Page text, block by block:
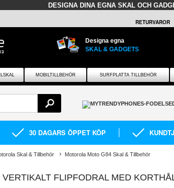
DESIGNA DINA EGNA SKAL OCH
RETURVAROR
Designa egna
SKAL & GADGETS
MOBILTILLBEHÖR SURFPLATTA TILLBEHÖR
30 DAGARS ÖPPET KÖP
Skal & Tillbehör Motorola Moto G84 Skal & Tillbehör
FLIPFODRAL MED